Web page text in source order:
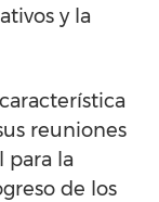
y la
reuniones
para la
de los